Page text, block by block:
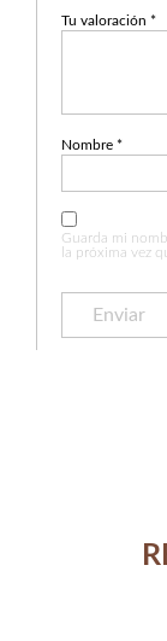
Tu valoración *
Nombre *
Guarda mi
la próxima vez